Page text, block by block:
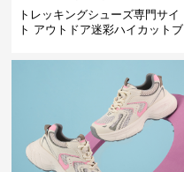
トレッキングシューズ専門サイ
ト アウトドア迷彩ハイカットブ